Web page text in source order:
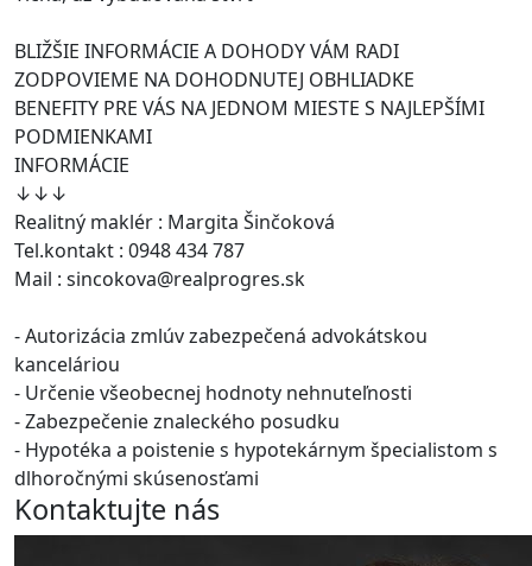
BLIŽŠIE INFORMÁCIE A DOHODY VÁM RADI
ZODPOVIEME NA DOHODNUTEJ OBHLIADKE
BENEFITY PRE VÁS NA JEDNOM MIESTE S NAJLEPŠÍMI
PODMIENKAMI
INFORMÁCIE
↓↓↓
Realitný maklér : Margita Šinčoková
Tel.kontakt : 0948 434 787
Mail : sincokova@realprogres.sk
- Autorizácia zmlúv zabezpečená advokátskou
kanceláriou
- Určenie všeobecnej hodnoty nehnuteľnosti
- Zabezpečenie znaleckého posudku
- Hypotéka a poistenie s hypotekárnym špecialistom s
dlhoročnými skúsenosťami
Kontaktujte nás